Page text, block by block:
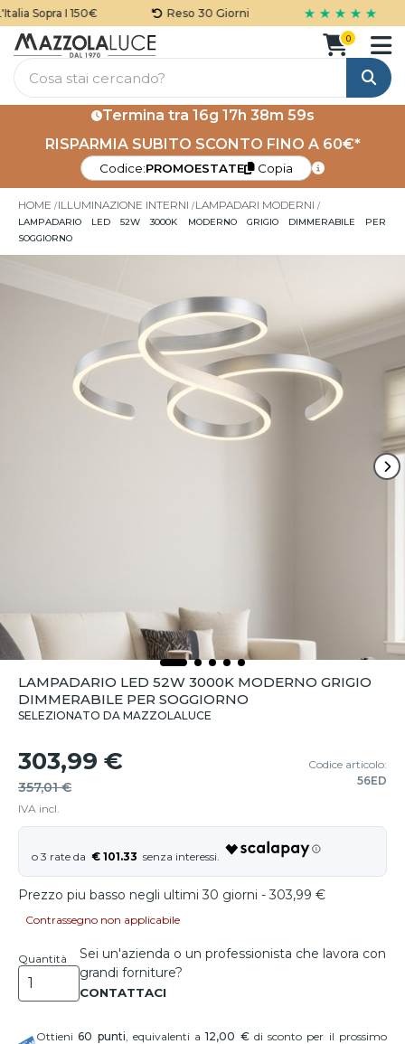
Sopra I 150€ Reso 30 Giorni ★ ★ ★ ★ ★
Cerca
0
Termina tra 16g 17h 38m 59s
RISPARMIA SUBITO SCONTO FINO A 60€*
Codice:PROMOESTATE Copia
HOME ILLUMINAZIONE INTERNI LAMPADARI MODERNI
LAMPADARIO LED 52W 3000K MODERNO GRIGIO DIMMERABILE PER
SOGGIORNO
LAMPADARIO LED 52W 3000K MODERNO GRIGIO
DIMMERABILE PER SOGGIORNO
SELEZIONATO DA MAZZOLALUCE
303,99 €
357,01 €
IVA incl.
Codice articolo:
56ED
€ 101.33
Prezzo piu basso negli ultimi 30 giorni - 303,99 €
Contrassegno non applicabile
Quantità
Sei un'azienda o un professionista che lavora con
grandi forniture?
Ottieni60 punti, equivalenti a12,00 €di sconto per il prossimo